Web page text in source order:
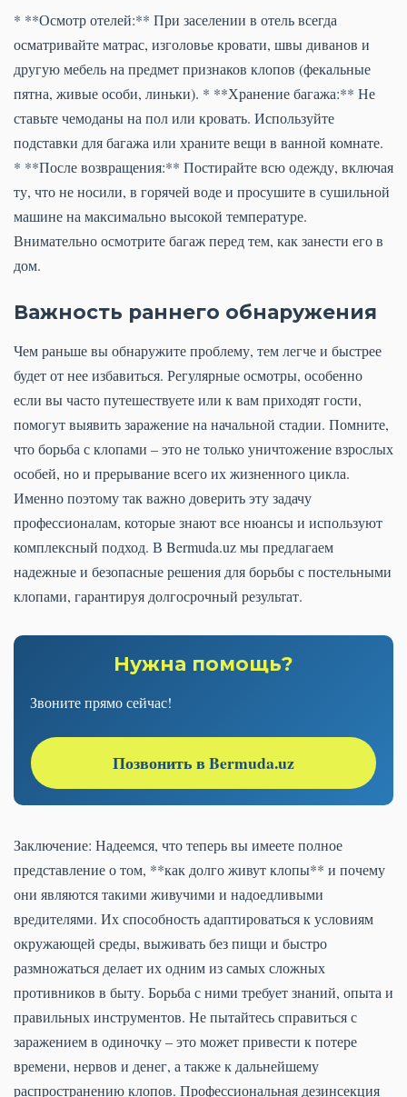
* **Осмотр отелей:** При заселении в отель всегда
осматривайте матрас, изголовье кровати, швы диванов и
другую мебель на предмет признаков клопов (фекальные
пятна, живые особи, линьки). * **Хранение багажа:** Не
ставьте чемоданы на пол или кровать. Используйте
подставки для багажа или храните вещи в ванной комнате.
* **После возвращения:** Постирайте всю одежду, включая
ту, что не носили, в горячей воде и просушите в сушильной
машине на максимально высокой температуре.
Внимательно осмотрите багаж перед тем, как занести его в
дом.
Важность раннего обнаружения
Чем раньше вы обнаружите проблему, тем легче и быстрее
будет от нее избавиться. Регулярные осмотры, особенно
если вы часто путешествуете или к вам приходят гости,
помогут выявить заражение на начальной стадии. Помните,
что борьба с клопами – это не только уничтожение взрослых
особей, но и прерывание всего их жизненного цикла.
Именно поэтому так важно доверить эту задачу
профессионалам, которые знают все нюансы и используют
комплексный подход. В Bermuda.uz мы предлагаем
надежные и безопасные решения для борьбы с постельными
клопами, гарантируя долгосрочный результат.
Нужна помощь?
Звоните прямо сейчас!
Позвонить в Bermuda.uz
Заключение: Надеемся, что теперь вы имеете полное
представление о том, **как долго живут клопы** и почему
они являются такими живучими и надоедливыми
вредителями. Их способность адаптироваться к условиям
окружающей среды, выживать без пищи и быстро
размножаться делает их одним из самых сложных
противников в быту. Борьба с ними требует знаний, опыта и
правильных инструментов. Не пытайтесь справиться с
заражением в одиночку – это может привести к потере
времени, нервов и денег, а также к дальнейшему
распространению клопов. Профессиональная дезинсекция